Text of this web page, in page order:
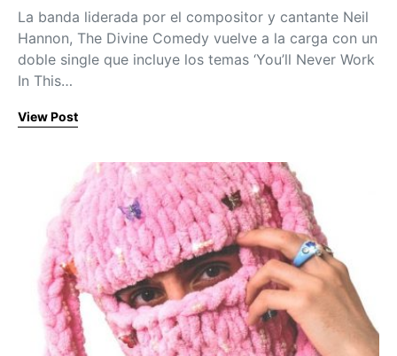
La banda liderada por el compositor y cantante Neil
Hannon, The Divine Comedy vuelve a la carga con un
doble single que incluye los temas ‘You’ll Never Work
In This…
View Post